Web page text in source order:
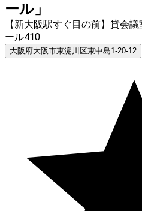
ール」
【新大阪駅すぐ目の前】貸会
ール410
大阪府大阪市東淀川区東中島1-20-12